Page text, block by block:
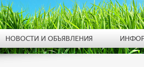
НОВОСТИ И ОБЪЯВЛЕНИЯ